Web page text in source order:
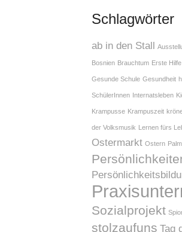
Schlagwörter
ab in den Stall
Bosnien Brauchtum Erste Hilfe
Gesunde Schule Gesundheit
SchülerInnen Internatsleben
Krampusse Krampuszeit
der Volksmusik Lernen fürs
Ostermarkt Ostern
Sozialprojekt
stolzaufuns Tag